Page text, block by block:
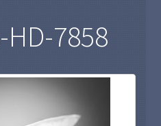
7858